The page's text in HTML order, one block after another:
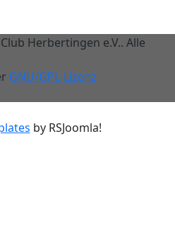
Herbertingen e.V.. Alle
GNU/GPL-Lizenz
by RSJoomla!